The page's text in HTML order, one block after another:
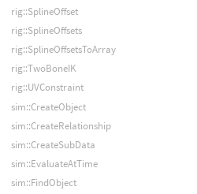
rig::SplineOffset
rig::SplineOffsets
rig::SplineOffsetsToArray
rig::TwoBoneIK
rig::UVConstraint
sim::CreateObject
sim::CreateRelationship
sim::CreateSubData
sim::EvaluateAtTime
sim::FindObject